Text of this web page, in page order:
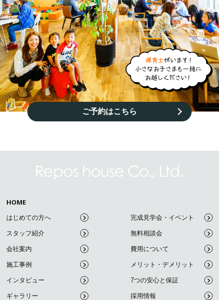
ご予約はこちら
HOME
はじめての方へ
スタッフ紹介
会社案内
施工事例
インタビュー
ギャラリー
完成見学会・イベント
無料相談会
費用について
メリット・デメリット
7つの安心と保証
採用情報